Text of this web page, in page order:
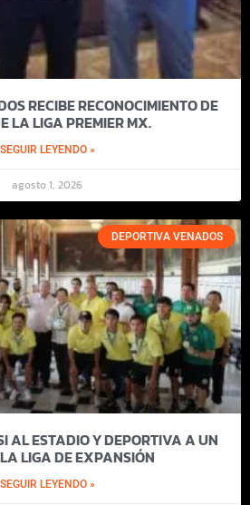
RECIBE RECONOCIMIENTO DE
LA LIGA PREMIER MX.
SEGUIR LEYENDO »
agosto 1, 2026
DEPORTIVA VENADOS
AL ESTADIO Y DEPORTIVA A UN
LIGA DE EXPANSIÓN
SEGUIR LEYENDO »